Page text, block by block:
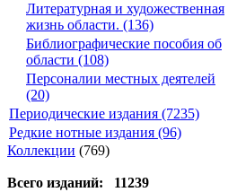
Литературная и художественная
жизнь области. (136)
Библиографические пособия об
области (108)
Персоналии местных деятелей
(20)
Периодические издания (7235)
Редкие нотные издания (96)
Коллекции (769)
Всего изданий: 11239